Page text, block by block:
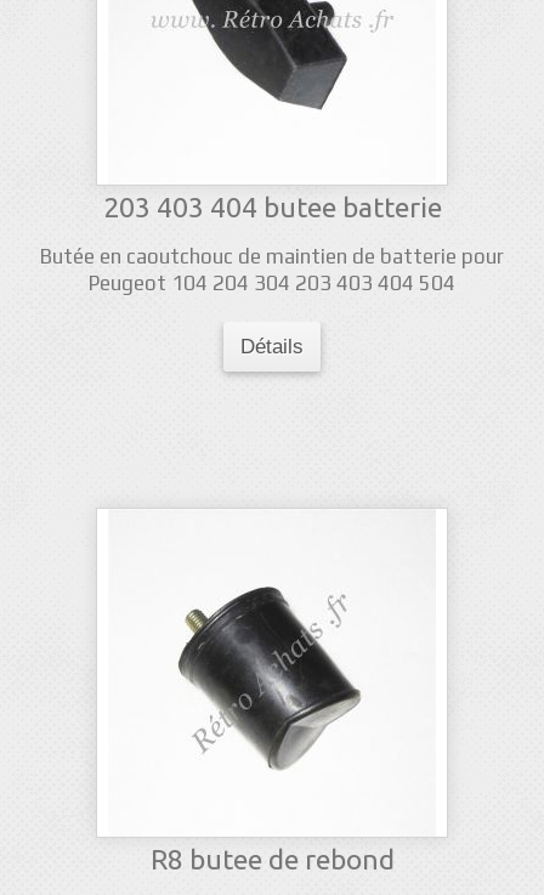
203 403 404 butee batterie
Butée en caoutchouc de maintien de batterie pour
Peugeot 104 204 304 203 403 404 504
Détails
R8 butee de rebond